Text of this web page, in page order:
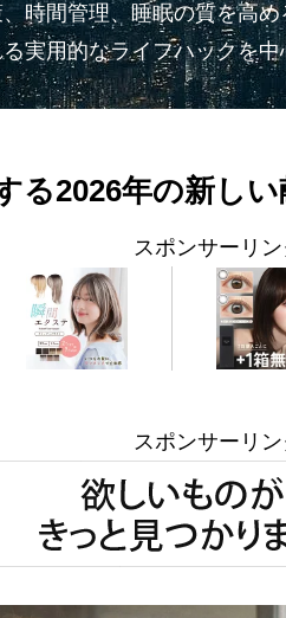
時間管理、睡眠の質を高
実用的なライフハックを
る2026年の新しい
スポンサーリン
スポンサーリン